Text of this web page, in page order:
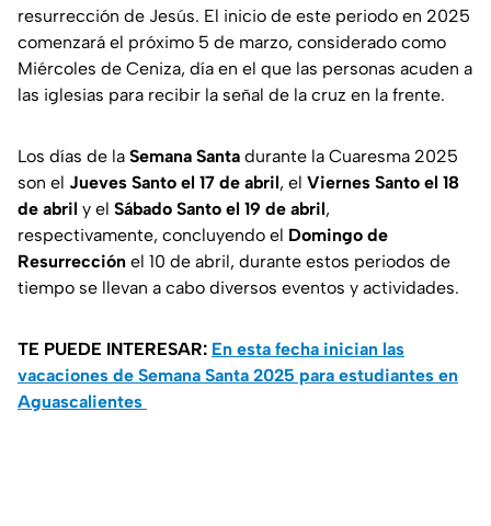
resurrección de Jesús. El inicio de este periodo en 2025
comenzará el próximo 5 de marzo, considerado como
Miércoles de Ceniza, día en el que las personas acuden a
las iglesias para recibir la señal de la cruz en la frente.
Los días de la Semana Santa durante la Cuaresma 2025
son el Jueves Santo el 17 de abril, el Viernes Santo el 18
de abril y el Sábado Santo el 19 de abril,
respectivamente, concluyendo el Domingo de
Resurrección el 10 de abril, durante estos periodos de
tiempo se llevan a cabo diversos eventos y actividades.
TE PUEDE INTERESAR: En esta fecha inician las
vacaciones de Semana Santa 2025 para estudiantes en
Aguascalientes